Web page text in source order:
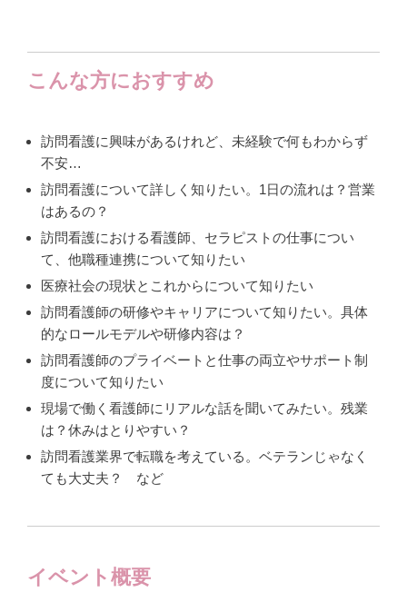
こんな方におすすめ
訪問看護に興味があるけれど、未経験で何もわからず
不安…
訪問看護について詳しく知りたい。1日の流れは？営業
はあるの？
訪問看護における看護師、セラピストの仕事につい
て、他職種連携について知りたい
医療社会の現状とこれからについて知りたい
訪問看護師の研修やキャリアについて知りたい。具体
的なロールモデルや研修内容は？
訪問看護師のプライベートと仕事の両立やサポート制
度について知りたい
現場で働く看護師にリアルな話を聞いてみたい。残業
は？休みはとりやすい？
訪問看護業界で転職を考えている。ベテランじゃなく
ても大丈夫？ など
イベント概要